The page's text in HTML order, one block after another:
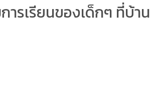
รเรียนของเด็กๆ ที่บ้าน